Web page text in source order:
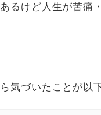
るけど人生が苦痛
気づいたことが以